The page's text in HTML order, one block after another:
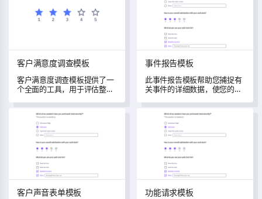
客户满意度调查模板
客户满意度调查模板提供了一
个全面的工具，用于评估整体
沟通等方面，提供客户视角的
整体视图。
事件报告模板
此事件报告模板帮助您捕捉有
关事件的详细数据，使您的组
事件。
客户声音表单模板
客户声音表单模板
功能请求模板
功能请求模板